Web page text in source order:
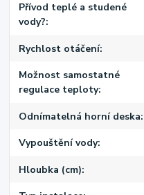
Přívod teplé a studené
vody?
Rychlost otáčení
Možnost samostatné
regulace teploty
Odnímatelná horní deska
Vypouštění vody
Hloubka (cm)